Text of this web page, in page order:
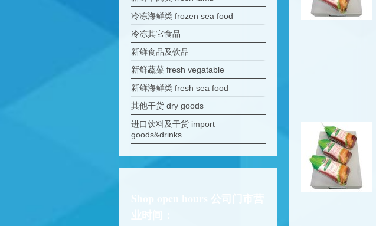
冷冻海鲜类 frozen sea food
冷冻其它食品
新鲜食品及饮品
新鲜蔬菜 fresh vegatable
新鲜海鲜类 fresh sea food
其他干货 dry goods
进口饮料及干货 import
goods&drinks